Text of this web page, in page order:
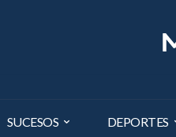
SUCESOS DEPORTES